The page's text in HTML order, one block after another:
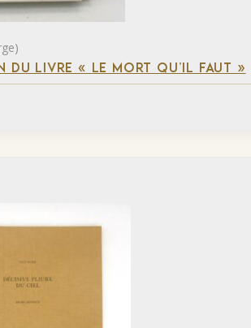
DU LIVRE « LE MORT QU’IL FAUT »